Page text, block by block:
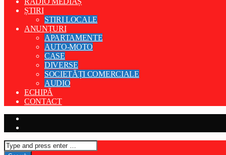
ȘTIRI
STIRI LOCALE
ANUNȚURI
APARTAMENTE
AUTO-MOTO
CASE
DIVERSE
SOCIETĂȚI COMERCIALE
AUDIO
ECHIPĂ
CONTACT